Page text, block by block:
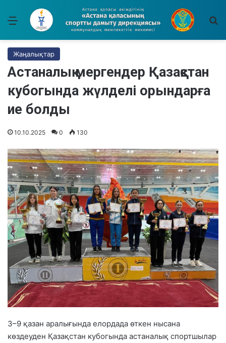
Мәзір
Жаңалықтар
Астаналық мергендер Қазақстан
кубогында жүлделі орындарға
ие болды
10.10.2025 0 130
3–9 қазан аралығында елордада өткен нысана
көздеуден Қазақстан кубогында астаналық спортшылар